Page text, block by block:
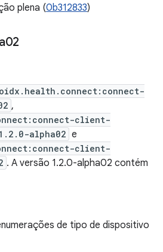
plena (0b312833)
,
client-
alpha02 e
client-
. A versão 1.2.0-alpha02 contém
de tipo de dispositivo